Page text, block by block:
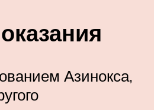
Азинокса,